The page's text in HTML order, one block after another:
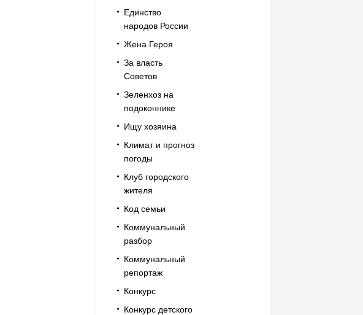
Единство
народов России
Жена Героя
За власть
Советов
Зеленхоз на
подоконнике
Ищу хозяина
Климат и прогноз
погоды
Клуб городского
жителя
Код семьи
Коммунальный
разбор
Коммунальный
репортаж
Конкурс
Конкурс детского